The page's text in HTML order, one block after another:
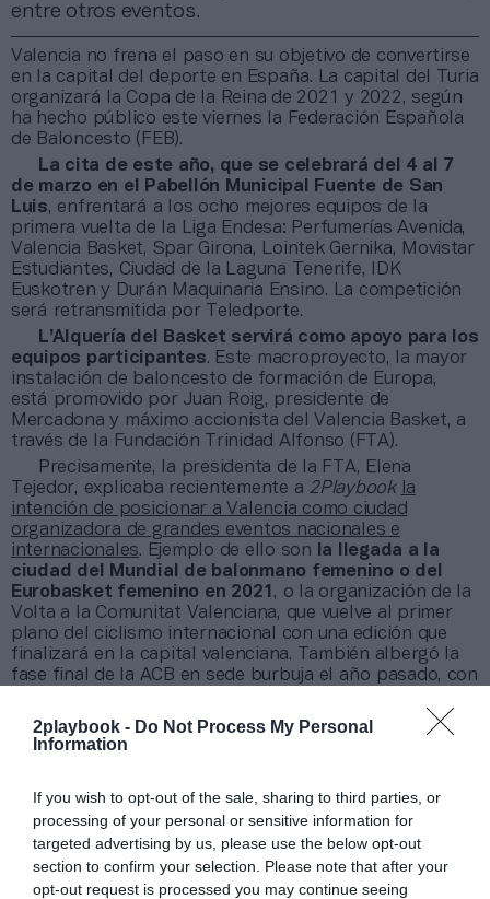
2playbook - Do Not Process My Personal
Information
If you wish to opt-out of the sale, sharing to third parties, or
processing of your personal or sensitive information for
targeted advertising by us, please use the below opt-out
section to confirm your selection. Please note that after your
opt-out request is processed you may continue seeing
entre otros eventos.
Valencia no frena el paso en su objetivo de convertirse
en la capital del deporte en España. La capital del Turia
organizará la Copa de la Reina de 2021 y 2022, según
ha hecho público este viernes la Federación Española
de Baloncesto (FEB).
La cita de este año, que se celebrará del 4 al 7
de marzo en el Pabellón Municipal Fuente de San
Luis, enfrentará a los ocho mejores equipos de la
primera vuelta de la Liga Endesa: Perfumerías Avenida,
Valencia Basket, Spar Girona, Lointek Gernika, Movistar
Estudiantes, Ciudad de la Laguna Tenerife, IDK
Euskotren y Durán Maquinaria Ensino. La competición
será retransmitida por Teledporte.
L’Alquería del Basket servirá como apoyo para los
equipos participantes. Este macroproyecto, la mayor
instalación de baloncesto de formación de Europa,
está promovido por Juan Roig, presidente de
Mercadona y máximo accionista del Valencia Basket, a
través de la Fundación Trinidad Alfonso (FTA).
Precisamente, la presidenta de la FTA, Elena
Tejedor, explicaba recientemente a 2Playbook
la
intención de posicionar a Valencia como ciudad
organizadora de grandes eventos nacionales e
internacionales. Ejemplo de ello son
la llegada a la
ciudad del Mundial de balonmano femenino o del
Eurobasket femenino en 2021 , o la organización de la
Volta a la Comunitat Valenciana, que vuelve al primer
plano del ciclismo internacional con una edición que
finalizará en la capital valenciana. También albergó la
fase final de la ACB en sede burbuja el año pasado, con
mecenas de la Fundación Trinidad Alfonso, Juan Roig.
de forma gratuita
Mantente informado con las últimas noticias de actualidad.
ACTIVAR AHORA